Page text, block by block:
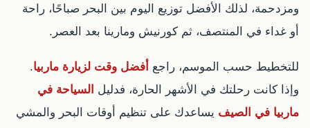
ومزدحمة، لذلك الأفضل توزيع اليوم بين البحر صباحًا، راحة
أو غداء في المنتصف، ثم كورنيش ومارينا بعد العصر.
للتخطيط حسب الموسم، راجع أفضل وقت لزيارة ماربيا.
وإذا كانت رحلتك في الأشهر الحارة، فدليل السياحة في
ماربيا في الصيف يساعدك على تنظيم أوقات البحر والمشي